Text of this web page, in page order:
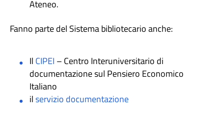
Ateneo.
Fanno parte del Sistema bibliotecario anche:
Il CIPEI – Centro Interuniversitario di
documentazione sul Pensiero Economico
Italiano
ilservizio documentazione